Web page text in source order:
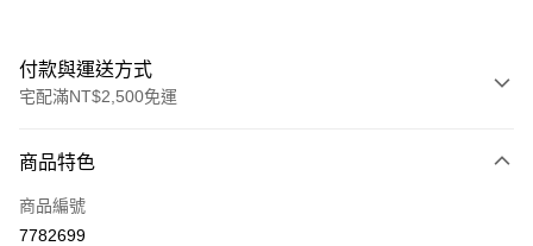
付款與運送方式
宅配滿NT$2,500免運
信用卡一次付款
Apple Pay
商品特色
商品編號
7782699